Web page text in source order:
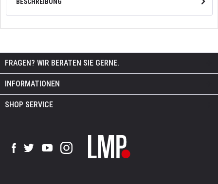
FRAGEN? WIR BERATEN SIE GERNE.
INFORMATIONEN
SHOP SERVICE